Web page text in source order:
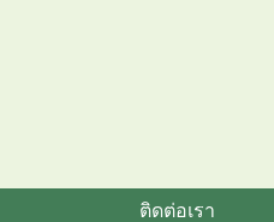
ติดต่อเรา